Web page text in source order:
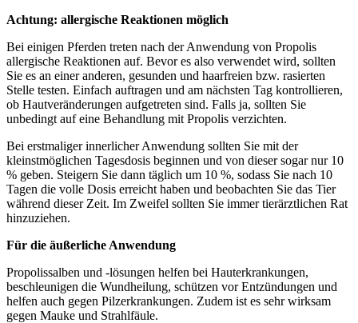
Achtung: allergische Reaktionen möglich
Bei einigen Pferden treten nach der Anwendung von Propolis
allergische Reaktionen auf. Bevor es also verwendet wird, sollten
Sie es an einer anderen, gesunden und haarfreien bzw. rasierten
Stelle testen. Einfach auftragen und am nächsten Tag kontrollieren,
ob Hautveränderungen aufgetreten sind. Falls ja, sollten Sie
unbedingt auf eine Behandlung mit Propolis verzichten.
Bei erstmaliger innerlicher Anwendung sollten Sie mit der
kleinstmöglichen Tagesdosis beginnen und von dieser sogar nur 10
% geben. Steigern Sie dann täglich um 10 %, sodass Sie nach 10
Tagen die volle Dosis erreicht haben und beobachten Sie das Tier
während dieser Zeit. Im Zweifel sollten Sie immer tierärztlichen Rat
hinzuziehen.
Für die äußerliche Anwendung
Propolissalben und -lösungen helfen bei Hauterkrankungen,
beschleunigen die Wundheilung, schützen vor Entzündungen und
helfen auch gegen Pilzerkrankungen. Zudem ist es sehr wirksam
gegen Mauke und Strahlfäule.